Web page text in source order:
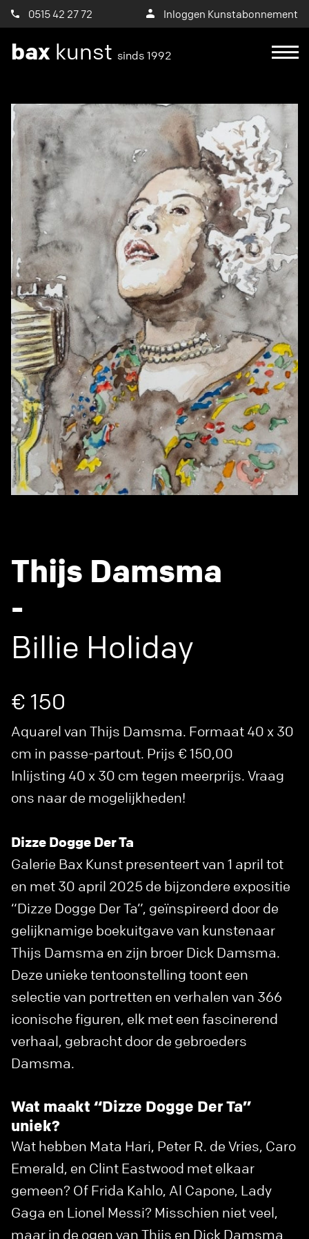
0515 42 27 72 Inloggen Kunstabonnement
bax kunst sinds 1992
Thijs Damsma
-
Billie Holiday
€ 150
Aquarel van Thijs Damsma. Formaat 40 x 30
cm in passe-partout. Prijs € 150,00
Inlijsting 40 x 30 cm tegen meerprijs. Vraag
ons naar de mogelijkheden!
Dizze Dogge Der Ta
Galerie Bax Kunst presenteert van 1 april tot
en met 30 april 2025 de bijzondere expositie
“Dizze Dogge Der Ta”, geïnspireerd door de
gelijknamige boekuitgave van kunstenaar
Thijs Damsma en zijn broer Dick Damsma.
Deze unieke tentoonstelling toont een
selectie van portretten en verhalen van 366
iconische figuren, elk met een fascinerend
verhaal, gebracht door de gebroeders
Damsma.
Wat maakt “Dizze Dogge Der Ta”
uniek?
Wat hebben Mata Hari, Peter R. de Vries, Caro
Emerald, en Clint Eastwood met elkaar
gemeen? Of Frida Kahlo, Al Capone, Lady
Gaga en Lionel Messi? Misschien niet veel,
maar in de ogen van Thijs en Dick Damsma